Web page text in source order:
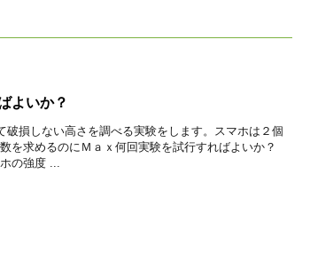
よいか？
破損しない高さを調べる実験をします。スマホは２個
を求めるのにＭａｘ何回実験を試行すればよいか？
の強度 ...